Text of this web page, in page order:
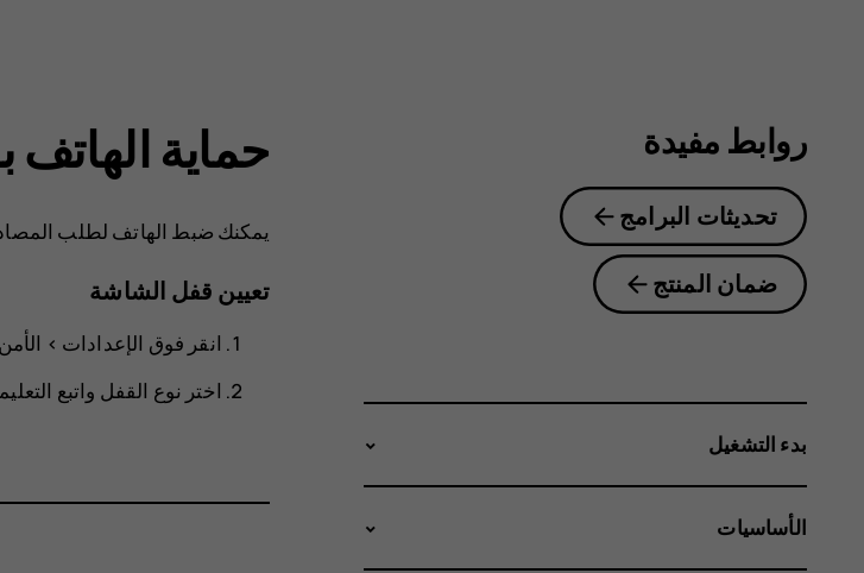
حماية
يمكنك ضبط الهاتف لطلب
تعيين قفل الشاشة
انقر فوق الإعدادات >
اختر نوع القفل واتبع
روابط مفيدة
تحديثات البرامج
ضمان المنتج
بدء التشغيل
الأساسيات